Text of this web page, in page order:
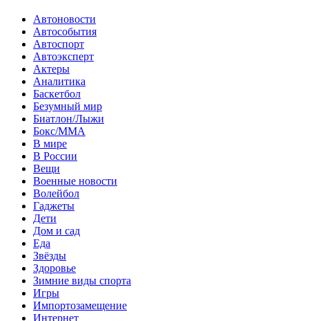
Автоновости
Автособытия
Автоспорт
Автоэксперт
Актеры
Аналитика
Баскетбол
Безумный мир
Биатлон/Лыжи
Бокс/MMA
В мире
В России
Вещи
Военные новости
Волейбол
Гаджеты
Дети
Дом и сад
Еда
Звёзды
Здоровье
Зимние виды спорта
Игры
Импортозамещение
Интернет